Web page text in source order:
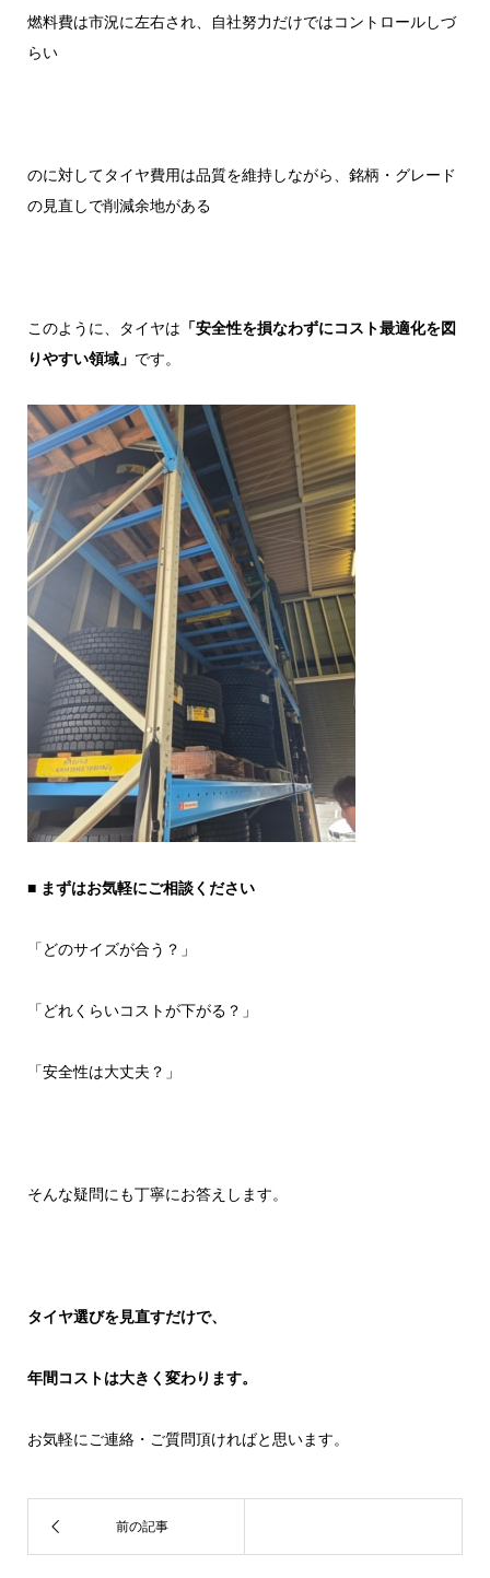
燃料費は市況に左右され、自社努力だけではコントロールしづ
らい
のに対してタイヤ費用は品質を維持しながら、銘柄・グレード
の見直しで削減余地がある
このように、タイヤは 「安全性を損なわずにコスト最適化を図
りやすい領域」 です。
■ まずはお気軽にご相談ください
「どのサイズが合う？」
「どれくらいコストが下がる？」
「安全性は大丈夫？」
そんな疑問にも丁寧にお答えします。
タイヤ選びを見直すだけで、
年間コストは大きく変わります。
お気軽にご連絡・ご質問頂ければと思います。